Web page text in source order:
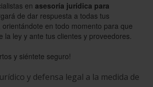
enasesoría jurídica para
de dar respuesta a todas tus
orientándote en todo momento para que
la ley y ante tus clientes y proveedores.
y siéntete seguro!
y defensa legal a la medida de